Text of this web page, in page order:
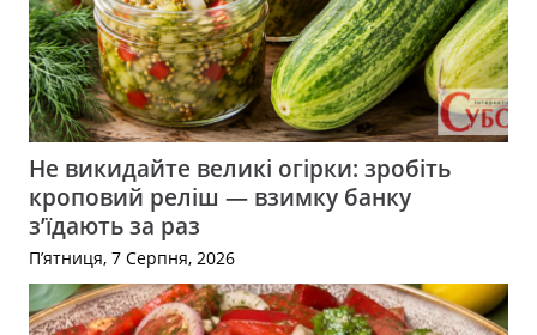
Не викидайте великі огірки: зробіть
кроповий реліш — взимку банку
з’їдають за раз
П’ятниця, 7 Серпня, 2026